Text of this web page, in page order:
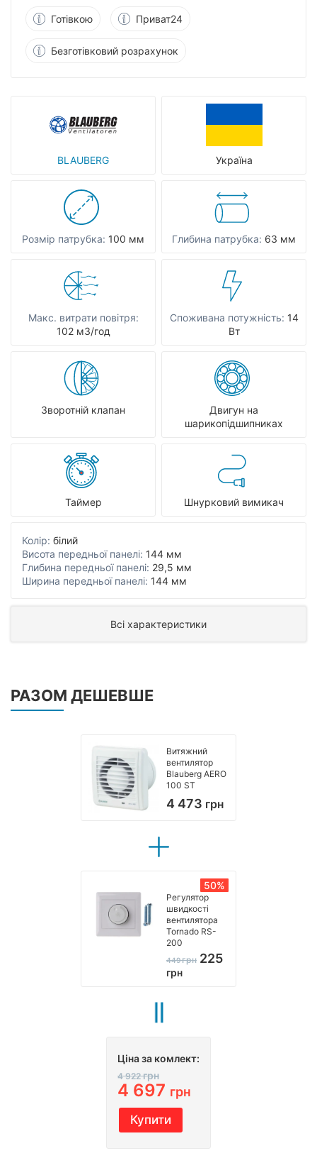
BLAUBERG Україна
Розмір патрубка: 100 мм Глибина патрубка: 63 мм
Макс. витрати повітря:
102 мЗ/год
Споживана потужність: 14
Вт
Зворотній клапан
Двигун на
шарикопідшипниках
Таймер Шнурковий вимикач
Колір: білий
Висота передньої панелі: 144 мм
Глибина передньої панелі: 29,5 мм
Ширина передньої панелі: 144 мм
Всі характеристики
Готівкою Приват24
Безготівковий розрахунок
РАЗОМ ДЕШЕВШЕ
Витяжний
вентилятор
Blauberg AERO
100 ST
4 473 грн
50%
Регулятор
швидкості
вентилятора
Tornado RS-
200
449грн 225
грн
Ціна за комлект:
4 922грн
4 697 грн
Купити